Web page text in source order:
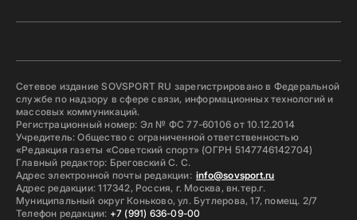
Сетевое издание SOVSPORT RU зарегистрировано в Федеральной
службе по надзору в сфере связи, информационных технологий и
массовых коммуникаций.
Регистрационный номер: Эл № ФС 77-60106 от 10.12.2014
Учредитель: Общество с ограниченной ответственностью
«Редакция газеты «Советский спорт» (ОГРН 5147746142704)
Главный редактор: Бреговский С. С.
Адрес электронной почты редакции: info@sovsport.ru
Адрес редакции: 117342, Россия, г. Москва, вн.тер.г.
Муниципальный округ Коньково, ул. Бутлерова, 17, помещ. 2/7
Телефон редакции: +7 (991) 636-09-00